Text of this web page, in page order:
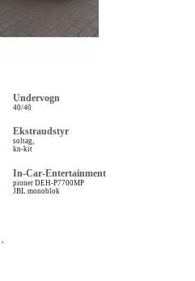
Undervogn
40/40
Ekstraudstyr
soltag,
kn-kit
In-Car-Entertainment
pioner DEH-P7700MP
JBL monoblok